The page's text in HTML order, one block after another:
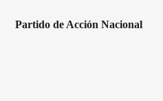
Partido de Acción Nacional